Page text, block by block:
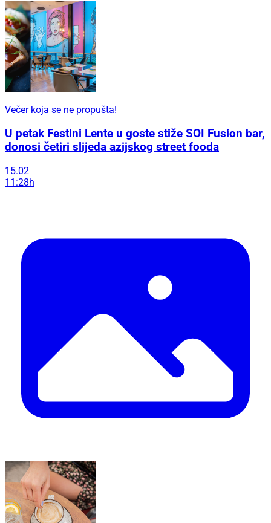
Večer koja se ne propušta!
U petak Festini Lente u goste stiže SOI Fusion bar,
donosi četiri slijeda azijskog street fooda
15.02
11:28h